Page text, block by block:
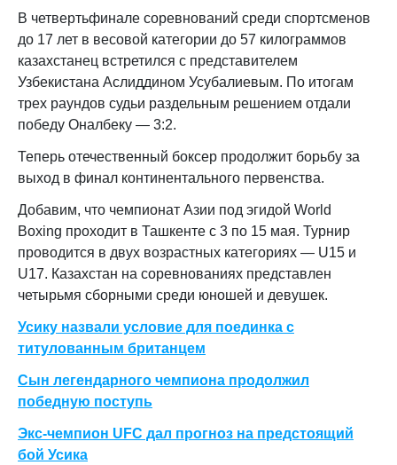
В четвертьфинале соревнований среди спортсменов
до 17 лет в весовой категории до 57 килограммов
казахстанец встретился с представителем
Узбекистана Аслиддином Усубалиевым. По итогам
трех раундов судьи раздельным решением отдали
победу Оналбеку — 3:2.
Теперь отечественный боксер продолжит борьбу за
выход в финал континентального первенства.
Добавим, что чемпионат Азии под эгидой World
Boxing проходит в Ташкенте с 3 по 15 мая. Турнир
проводится в двух возрастных категориях — U15 и
U17. Казахстан на соревнованиях представлен
четырьмя сборными среди юношей и девушек.
Усику назвали условие для поединка с
титулованным британцем
Сын легендарного чемпиона продолжил
победную поступь
Экс-чемпион UFC дал прогноз на предстоящий
бой Усика